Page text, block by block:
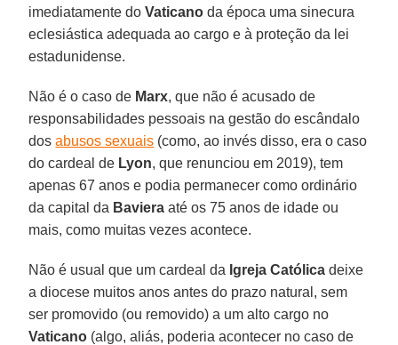
imediatamente doVaticano da época uma sinecura
eclesiástica adequada ao cargo e à proteção da lei
estadunidense.
Não é o caso de Marx, que não é acusado de
responsabilidades pessoais na gestão do escândalo
dosabusos sexuais (como, ao invés disso, era o caso
do cardeal de Lyon, que renunciou em 2019), tem
apenas 67 anos e podia permanecer como ordinário
da capital da Baviera até os 75 anos de idade ou
mais, como muitas vezes acontece.
Não é usual que um cardeal da Igreja Católica deixe
a diocese muitos anos antes do prazo natural, sem
ser promovido (ou removido) a um alto cargo no
Vaticano (algo, aliás, poderia acontecer no caso de